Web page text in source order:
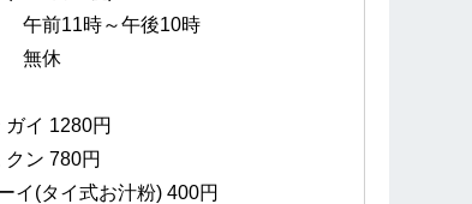
午前11時～午後10時
無休
イ 1280円
ン 780円
イ(タイ式お汁粉) 400円